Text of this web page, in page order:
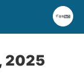
, 2025